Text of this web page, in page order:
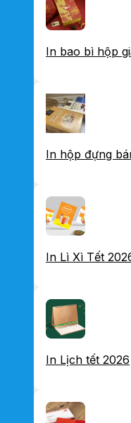
In bao bì hộp
In hộp đựng
In Lì Xì Tết
In Lịch tết 2026